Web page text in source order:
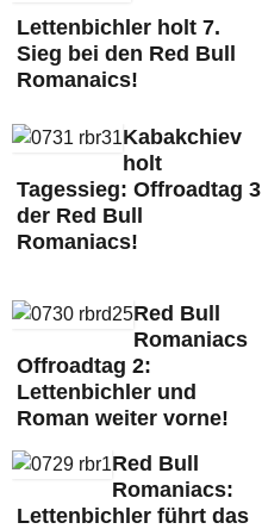
Lettenbichler holt 7.
Sieg bei den Red Bull
Romanaics!
Kabakchiev
holt
Tagessieg: Offroadtag 3
der Red Bull
Romaniacs!
Red Bull
Romaniacs
Offroadtag 2:
Lettenbichler und
Roman weiter vorne!
Red Bull
Romaniacs:
Lettenbichler führt das